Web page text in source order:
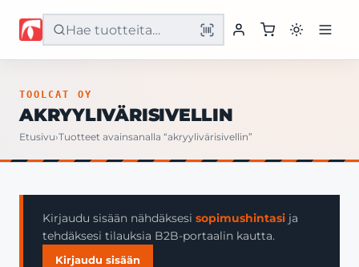
Etusivu
Yritys
Yhteystiedot
TOOLCAT OY
AKRYYLIVÄRISIVELLIN
Etusivu›Tuotteet avainsanalla “akryylivärisivellin”
Kirjaudu sisään nähdäksesi sopimushintasi ja
tehdäksesi tilauksia B2B-portaalin kautta.
Kirjaudu sisään